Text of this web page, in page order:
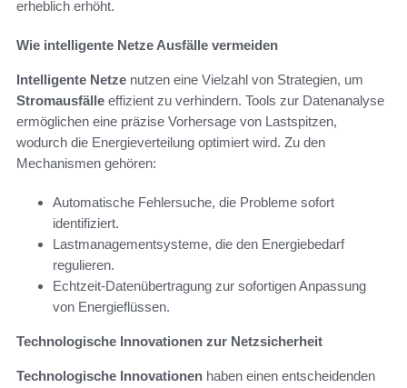
erheblich erhöht.
Wie intelligente Netze Ausfälle vermeiden
Intelligente Netze nutzen eine Vielzahl von Strategien, um
Stromausfälle effizient zu verhindern. Tools zur Datenanalyse
ermöglichen eine präzise Vorhersage von Lastspitzen,
wodurch die Energieverteilung optimiert wird. Zu den
Mechanismen gehören:
Automatische Fehlersuche, die Probleme sofort
identifiziert.
Lastmanagementsysteme, die den Energiebedarf
regulieren.
Echtzeit-Datenübertragung zur sofortigen Anpassung
von Energieflüssen.
Technologische Innovationen zur Netzsicherheit
Technologische Innovationen haben einen entscheidenden